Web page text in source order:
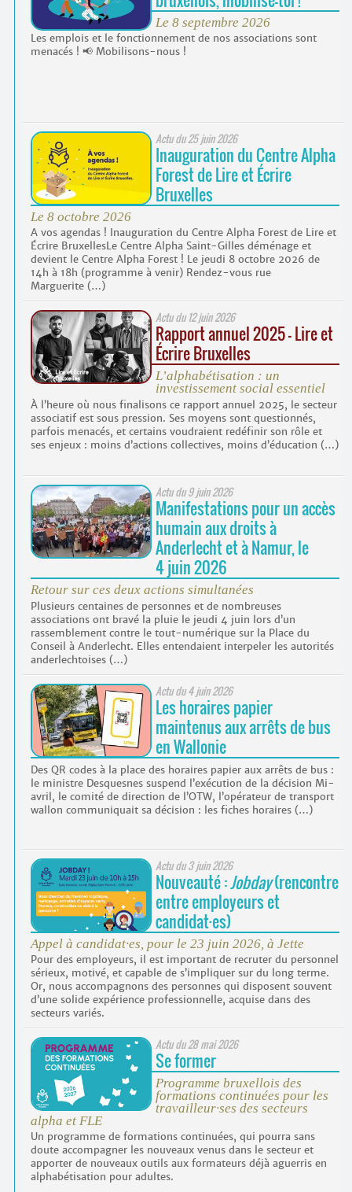
Le 8 septembre 2026
Les emplois et le fonctionnement de nos associations sont
menacés ! 📢 Mobilisons-nous !
Actu du25 juin 2026
Inauguration du Centre Alpha
Forest de Lire et Écrire
Bruxelles
Le 8 octobre 2026
A vos agendas ! Inauguration du Centre Alpha Forest de Lire et
Écrire BruxellesLe Centre Alpha Saint-Gilles déménage et
devient le Centre Alpha Forest ! Le jeudi 8 octobre 2026 de
14h à 18h (programme à venir) Rendez-vous rue
Marguerite (…)
Actu du12 juin 2026
Rapport annuel 2025 – Lire et
Écrire Bruxelles
L’alphabétisation : un
investissement social essentiel
À l’heure où nous finalisons ce rapport annuel 2025, le secteur
associatif est sous pression. Ses moyens sont questionnés,
parfois menacés, et certains voudraient redéfinir son rôle et
ses enjeux : moins d’actions collectives, moins d’éducation (…)
Actu du9 juin 2026
Manifestations pour un accès
humain aux droits à
Anderlecht et à Namur, le
4 juin 2026
Retour sur ces deux actions simultanées
Plusieurs centaines de personnes et de nombreuses
associations ont bravé la pluie le jeudi 4 juin lors d’un
rassemblement contre le tout-numérique sur la Place du
Conseil à Anderlecht. Elles entendaient interpeler les autorités
anderlechtoises (…)
Actu du4 juin 2026
Les horaires papier
maintenus aux arrêts de bus
en Wallonie
Des QR codes à la place des horaires papier aux arrêts de bus :
le ministre Desquesnes suspend l’exécution de la décision Mi-
avril, le comité de direction de l’OTW, l’opérateur de transport
wallon communiquait sa décision : les fiches horaires (…)
Actu du3 juin 2026
Nouveauté :Jobday(rencontre
entre employeurs et
candidat·es)
Appel à candidat·es, pour le 23 juin 2026, à Jette
Pour des employeurs, il est important de recruter du personnel
sérieux, motivé, et capable de s’impliquer sur du long terme.
Or, nous accompagnons des personnes qui disposent souvent
d’une solide expérience professionnelle, acquise dans des
secteurs variés.
Actu du28 mai 2026
Se former
Programme bruxellois des
formations continuées pour les
travailleur·ses des secteurs
alpha et FLE
Un programme de formations continuées, qui pourra sans
doute accompagner les nouveaux venus dans le secteur et
apporter de nouveaux outils aux formateurs déjà aguerris en
alphabétisation pour adultes.